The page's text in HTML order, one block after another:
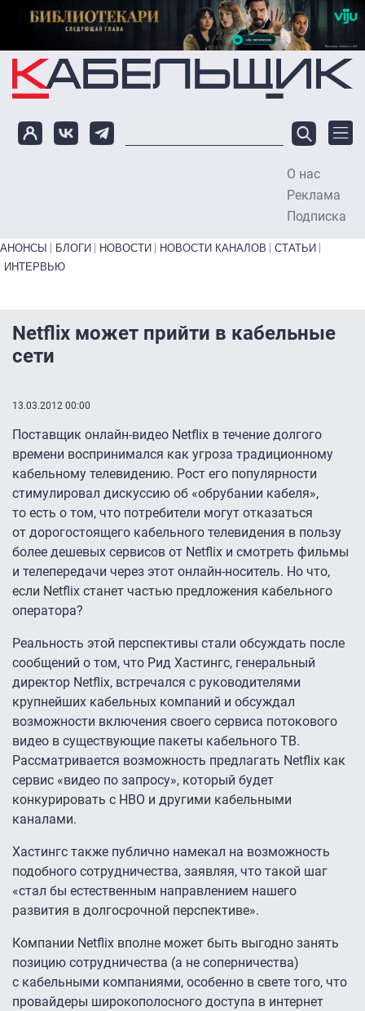
Перейти к основному содержанию
О нас
Реклама
Подписка
Primary links bottom
АНОНСЫ БЛОГИ НОВОСТИ НОВОСТИ КАНАЛОВ
СТАТЬИ
ИНТЕРВЬЮ
Netflix может прийти в кабельные
сети
13.03.2012 00:00
Поставщик онлайн-видео Netflix в течение долгого
времени воспринимался как угроза традиционному
кабельному телевидению. Рост его популярности
стимулировал дискуссию об «обрубании кабеля»,
то есть о том, что потребители могут отказаться
от дорогостоящего кабельного телевидения в пользу
более дешевых сервисов от Netflix и смотреть фильмы
и телепередачи через этот онлайн-носитель. Но что,
если Netflix станет частью предложения кабельного
оператора?
Реальность этой перспективы стали обсуждать после
сообщений о том, что Рид Хастингс, генеральный
директор Netflix, встречался с руководителями
крупнейших кабельных компаний и обсуждал
возможности включения своего сервиса потокового
видео в существующие пакеты кабельного ТВ.
Рассматривается возможность предлагать Netflix как
сервис «видео по запросу», который будет
конкурировать с HBO и другими кабельными
каналами.
Хастингс также публично намекал на возможность
подобного сотрудничества, заявляя, что такой шаг
«стал бы естественным направлением нашего
развития в долгосрочной перспективе».
Компании Netflix вполне может быть выгодно занять
позицию сотрудничества (а не соперничества)
с кабельными компаниями, особенно в свете того, что
провайдеры широкополосного доступа в интернет